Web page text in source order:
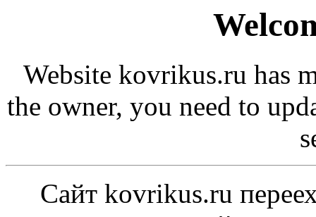
Website kovrikus.ru has
the owner, you need to
Сайт kovrikus.ru